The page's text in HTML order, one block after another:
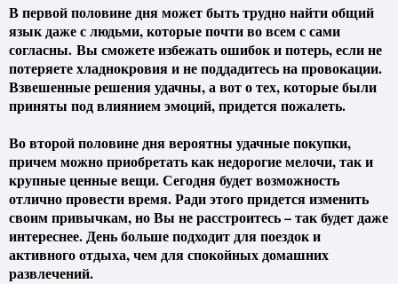
В первой половине дня может быть трудно найти общий
язык даже с людьми, которые почти во всем с сами
согласны. Вы сможете избежать ошибок и потерь, если не
потеряете хладнокровия и не поддадитесь на провокации.
Взвешенные решения удачны, а вот о тех, которые были
приняты под влиянием эмоций, придется пожалеть.
Во второй половине дня вероятны удачные покупки,
причем можно приобретать как недорогие мелочи, так и
крупные ценные вещи. Сегодня будет возможность
отлично провести время. Ради этого придется изменить
своим привычкам, но Вы не расстроитесь – так будет даже
интереснее. День больше подходит для поездок и
активного отдыха, чем для спокойных домашних
развлечений.